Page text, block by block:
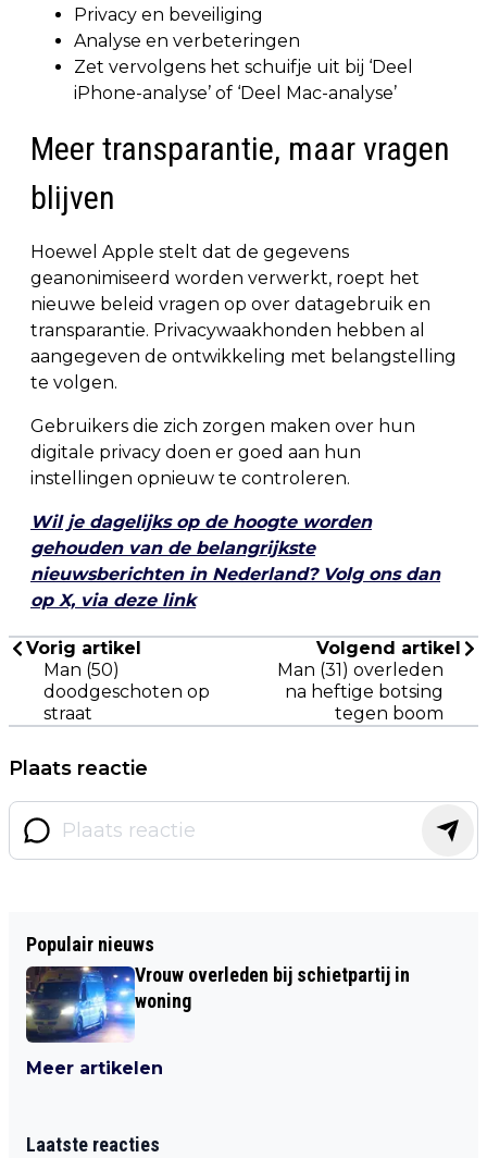
Privacy en beveiliging
Analyse en verbeteringen
Zet vervolgens het schuifje uit bij ‘Deel
iPhone-analyse’ of ‘Deel Mac-analyse’
Meer transparantie, maar vragen
blijven
Hoewel Apple stelt dat de gegevens
geanonimiseerd worden verwerkt, roept het
nieuwe beleid vragen op over datagebruik en
transparantie. Privacywaakhonden hebben al
aangegeven de ontwikkeling met belangstelling
te volgen.
Gebruikers die zich zorgen maken over hun
digitale privacy doen er goed aan hun
instellingen opnieuw te controleren.
Wil je dagelijks op de hoogte worden
gehouden van de belangrijkste
nieuwsberichten in Nederland? Volg ons dan
op X, via deze link
Vorig artikel
Man (50)
doodgeschoten op
straat
Volgend artikel
Man (31) overleden
na heftige botsing
tegen boom
Plaats reactie
Populair nieuws
Vrouw overleden bij schietpartij in
woning
Meer artikelen
Laatste reacties